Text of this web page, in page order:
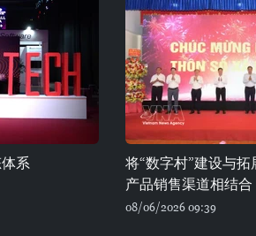
系
将“数字村”建设与拓
产品销售渠道相结合
08/06/2026 09:39